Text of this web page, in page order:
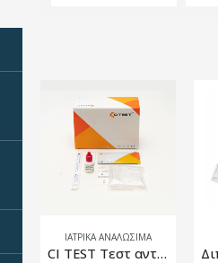
ΙΑΤΡΙΚΑ ΑΝΑΛΩΣΙΜΑ
CI TEST Τεστ αντιγόνου Covid-19 (Συσκευασία 20 τεμαχίων)